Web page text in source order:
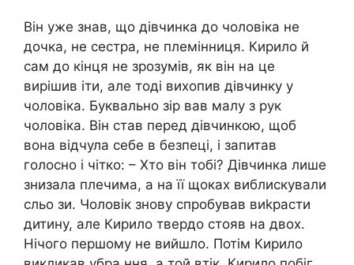
Він уже знав, що дівчинка до чоловіка не
дочка, не сестра, не племінниця. Кирило й
сам до кінця не зрозумів, як він на це
вирішив іти, але тоді вихопив дівчинку у
чоловіка. Буквально зір вав малу з рук
чоловіка. Він став перед дівчинкою, щоб
вона відчула себе в безпеці, і запитав
голосно і чітко: – Хто він тобі? Дівчинка лише
знизала плечима, а на її щоках виблискували
сльо зи. Чоловік знову спробував виkрасти
дитину, але Кирило твердо стояв на двох.
Нічого першому не вийшло. Потім Кирило